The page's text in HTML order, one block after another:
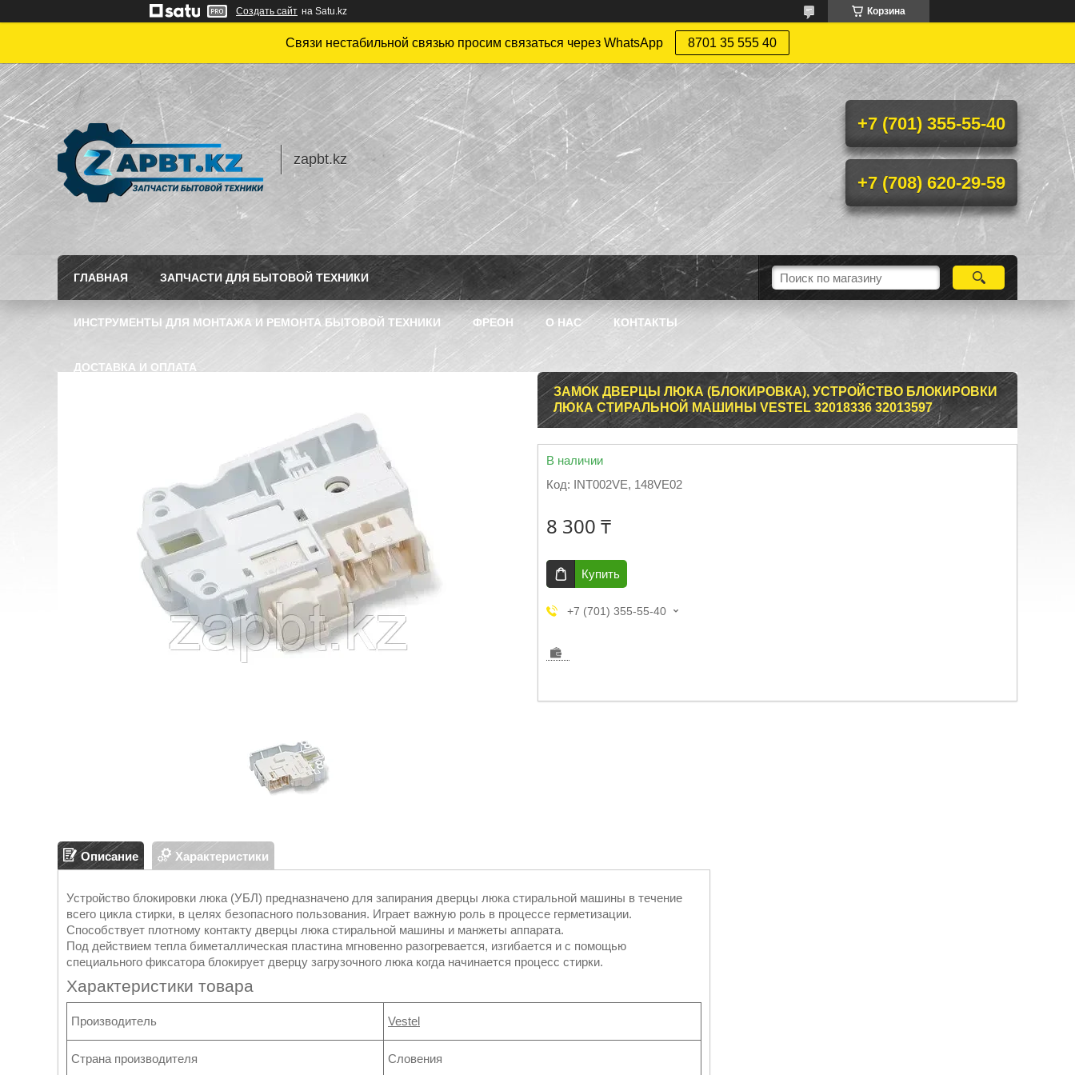
Создать сайт на Satu.kz Корзина
Связи нестабильной связью просим связаться через WhatsApp 8701 35 555 40
zapbt.kz
+7 (701) 355-55-40
+7 (708) 620-29-59
ГЛАВНАЯ ЗАПЧАСТИ ДЛЯ БЫТОВОЙ ТЕХНИКИ
ИНСТРУМЕНТЫ ДЛЯ МОНТАЖА И РЕМОНТА БЫТОВОЙ ТЕХНИКИ ФРЕОН О НАС КОНТАКТЫ
ДОСТАВКА И ОПЛАТА
ЗАМОК ДВЕРЦЫ ЛЮКА (БЛОКИРОВКА), УСТРОЙСТВО БЛОКИРОВКИ
ЛЮКА СТИРАЛЬНОЙ МАШИНЫ VESTEL 32018336 32013597
В наличии
Код: INT002VE, 148VE02
8 300 ₸
Купить
+7 (701) 355-55-40
Описание Характеристики
Устройство блокировки люка (УБЛ) предназначено для запирания дверцы люка стиральной машины в течение
всего цикла стирки, в целях безопасного пользования. Играет важную роль в процессе герметизации.
Способствует плотному контакту дверцы люка стиральной машины и манжеты аппарата.
Под действием тепла биметаллическая пластина мгновенно разогревается, изгибается и с помощью
специального фиксатора блокирует дверцу загрузочного люка когда начинается процесс стирки.
Характеристики товара
Производитель Vestel
Страна производителя Словения